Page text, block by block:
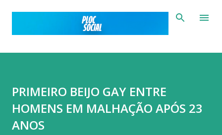
Pular para o conteúdo principal
PRIMEIRO BEIJO GAY ENTRE
HOMENS EM MALHAÇÃO APÓS 23
ANOS